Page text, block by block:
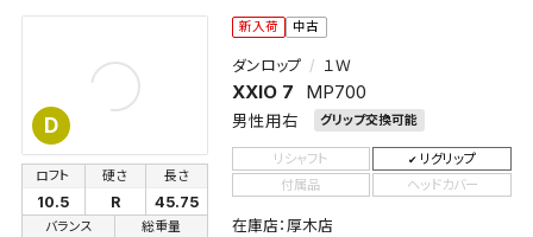
D
新入荷 中古
ダンロップ １Ｗ
XXIO 7 MP700
男性用右 グリップ交換可能
ロフト
10.5
硬さ
R
長さ
45.75
バランス 総重量
リシャフト
リグリップ
付属品
ヘッドカバー
在庫店：厚木店